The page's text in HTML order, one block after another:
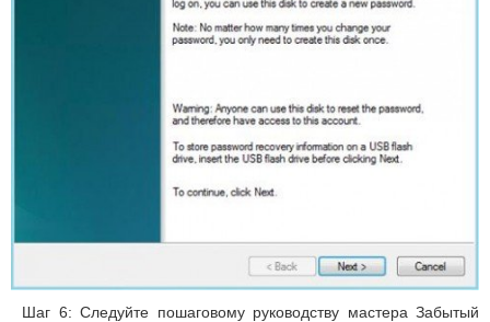
Шаг 6: Следуйте пошаговому руководству мастера Забытый